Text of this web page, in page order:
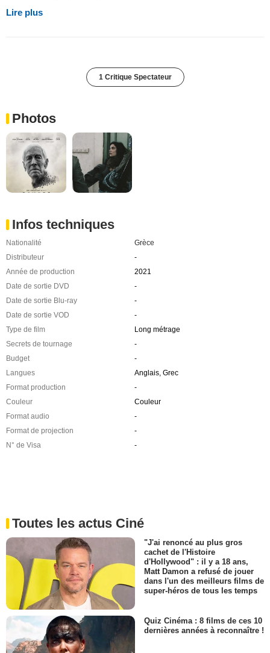
Lire plus
1 Critique Spectateur
Photos
Infos techniques
Nationalité
Grèce
Distributeur
-
Année de production
2021
Date de sortie DVD
-
Date de sortie Blu-ray
-
Date de sortie VOD
-
Type de film
Long métrage
Secrets de tournage
-
Budget
-
Langues
Anglais, Grec
Format production
-
Couleur
Couleur
Format audio
-
Format de projection
-
N° de Visa
-
Toutes les actus Ciné
"J'ai renoncé au plus gros
cachet de l'Histoire
d'Hollywood" : il y a 18 ans,
Matt Damon a refusé de jouer
dans l'un des meilleurs films de
super-héros de tous les temps
Quiz Cinéma : 8 films de ces 10
dernières années à reconnaître !